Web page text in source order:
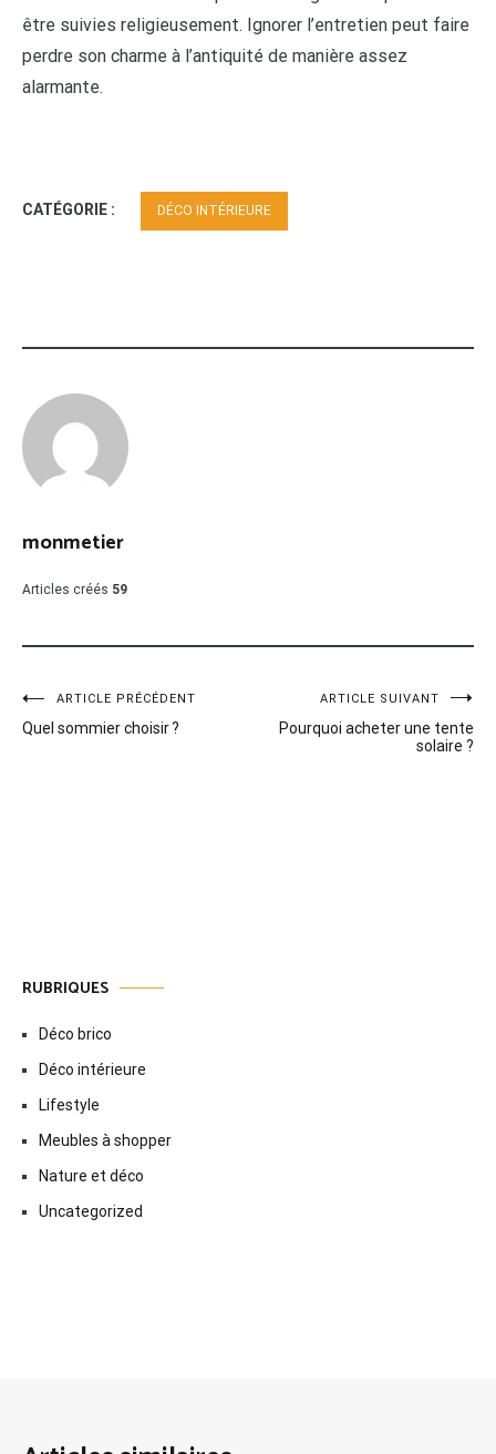
être suivies religieusement. Ignorer l’entretien peut faire
perdre son charme à l’antiquité de manière assez
alarmante.
CATÉGORIE : DÉCO INTÉRIEURE
monmetier
Articles créés 59
Navigation
de
ARTICLE PRÉCÉDENT
Quel sommier choisir ?
ARTICLE SUIVANT
Pourquoi acheter une tente
solaire ?
RUBRIQUES
Déco brico
Déco intérieure
Lifestyle
Meubles à shopper
Nature et déco
Uncategorized